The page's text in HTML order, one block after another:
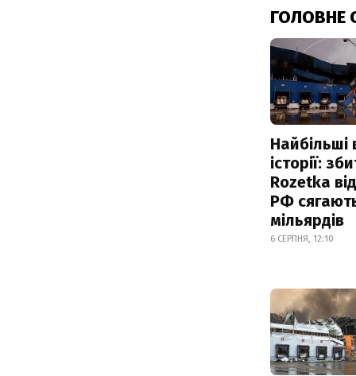
ГОЛОВНЕ
Найбільші
історії:
Rozetka
РФ
мільярдів
6 СЕРПНЯ, 12:10